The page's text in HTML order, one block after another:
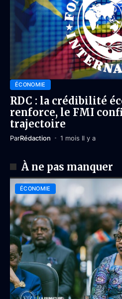
ÉCONOMIE
RDC : la crédibilité
renforce, le FMI
trajectoire
ParRédaction 1 mois Il y a
À ne pas manquer
ÉCONOMIE